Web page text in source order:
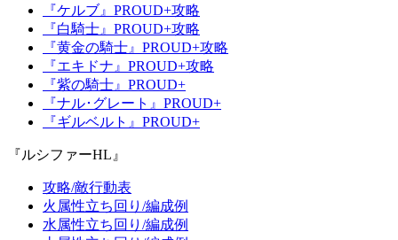
『ケルブ』PROUD+攻略
『白騎士』PROUD+攻略
『黄金の騎士』PROUD+攻略
『エキドナ』PROUD+攻略
『紫の騎士』PROUD+
『ナル･グレート』PROUD+
『ギルベルト』PROUD+
『ルシファーHL』
攻略/敵行動表
火属性立ち回り/編成例
水属性立ち回り/編成例